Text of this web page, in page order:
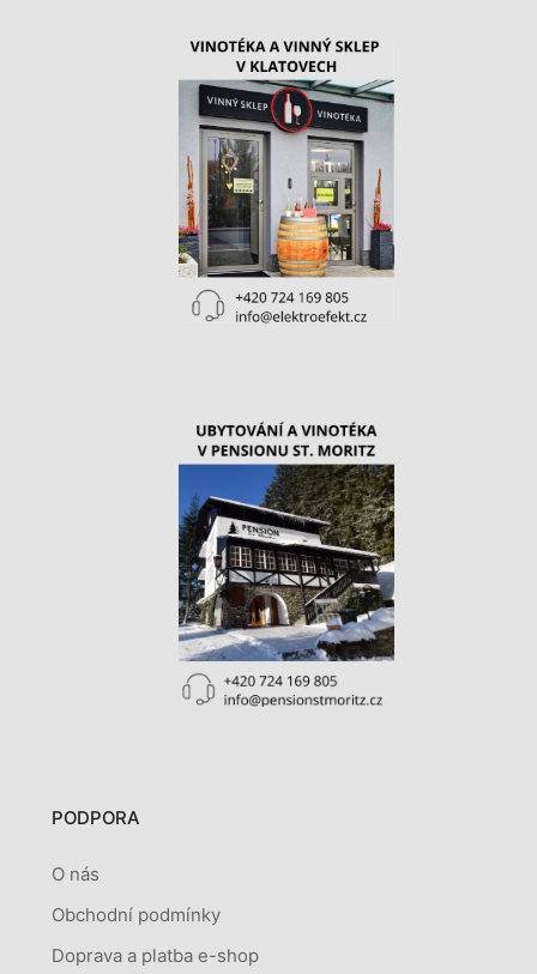
PODPORA
O nás
Obchodní podmínky
Doprava a platba e-shop